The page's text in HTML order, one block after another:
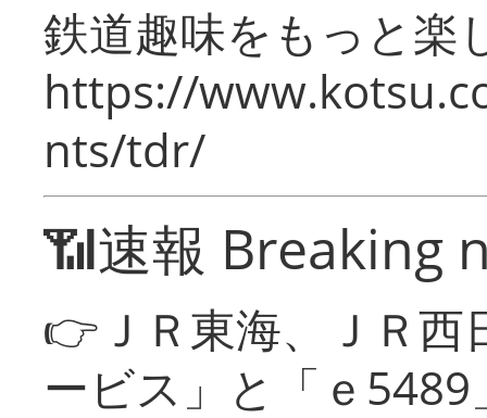
鉄道趣味をもっと楽
https://
nts/tdr/
📶速報 Breaking
👉ＪＲ東海、ＪＲ
ービス」と「ｅ